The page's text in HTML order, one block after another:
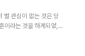
를
하려
제
별 관심이 없는 것은 당
이라는 것을 하게되었,
안 연애를 해서 모든게